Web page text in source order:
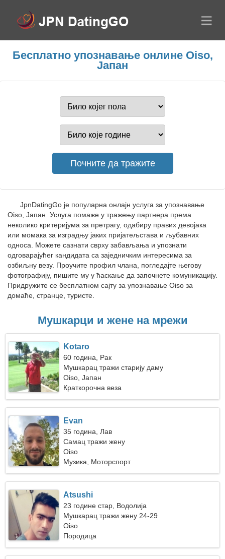
Бесплатно упознавање онлине Oiso,
Јапан
JpnDatingGo је популарна онлајн услуга за упознавање
Oiso, Јапан. Услуга помаже у тражењу партнера према
неколико критеријума за претрагу, одабиру правих девојака
или момака за изградњу јаких пријатељстава и љубавних
односа. Можете сазнати сврху забављања и упознати
одговарајућег кандидата са заједничким интересима за
озбиљну везу. Проучите профил члана, погледајте његову
фотографију, пишите му у ћаскање да започнете комуникацију.
Придружите се бесплатном сајту за упознавање Oiso за
домаће, странце, туристе.
Мушкарци и жене на мрежи
Kotaro
60 година, Рак
Мушкарац тражи старију даму
Oiso, Јапан
Краткорочна веза
Evan
35 година, Лав
Самац тражи жену
Oiso
Музика, Моторспорт
Atsushi
23 године стар, Водолија
Мушкарац тражи жену 24-29
Oiso
Породица